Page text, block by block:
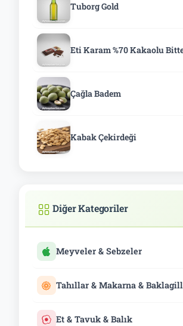
Tuborg Gold
Eti Karam %70 Kakaolu
Çağla Badem
Kabak Çekirdeği
Diğer Kategoriler
Meyveler & Sebzeler
Tahıllar & Makarna &
Et & Tavuk & Balık